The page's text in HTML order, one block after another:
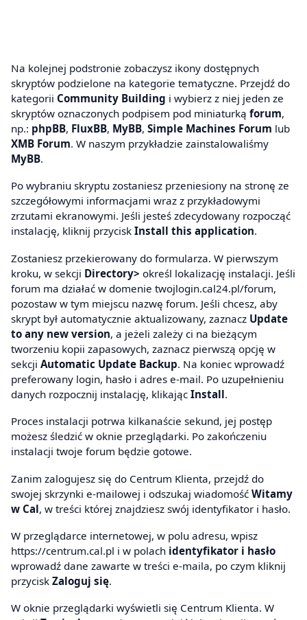
Na kolejnej podstronie zobaczysz ikony dostępnych
skryptów podzielone na kategorie tematyczne. Przejdź do
kategorii Community Building i wybierz z niej jeden ze
skryptów oznaczonych podpisem pod miniaturką forum,
np.: phpBB, FluxBB, MyBB, Simple Machines Forum lub
XMB Forum. W naszym przykładzie zainstalowaliśmy
MyBB.
Po wybraniu skryptu zostaniesz przeniesiony na stronę ze
szczegółowymi informacjami wraz z przykładowymi
zrzutami ekranowymi. Jeśli jesteś zdecydowany rozpocząć
instalację, kliknij przycisk Install this application.
Zostaniesz przekierowany do formularza. W pierwszym
kroku, w sekcji Directory> określ lokalizację instalacji. Jeśli
forum ma działać w domenie twojlogin.cal24.pl/forum,
pozostaw w tym miejscu nazwę forum. Jeśli chcesz, aby
skrypt był automatycznie aktualizowany, zaznacz Update
to any new version, a jeżeli zależy ci na bieżącym
tworzeniu kopii zapasowych, zaznacz pierwszą opcję w
sekcji Automatic Update Backup. Na koniec wprowadź
preferowany login, hasło i adres e-mail. Po uzupełnieniu
danych rozpocznij instalację, klikając Install.
Proces instalacji potrwa kilkanaście sekund, jej postęp
możesz śledzić w oknie przeglądarki. Po zakończeniu
instalacji twoje forum będzie gotowe.
Zanim zalogujesz się do Centrum Klienta, przejdź do
swojej skrzynki e-mailowej i odszukaj wiadomość Witamy
w Cal, w treści której znajdziesz swój identyfikator i hasło.
W przeglądarce internetowej, w polu adresu, wpisz
https://centrum.cal.pl i w polach identyfikator i hasło
wprowadź dane zawarte w treści e-maila, po czym kliknij
przycisk Zaloguj się.
W oknie przeglądarki wyświetli się Centrum Klienta. W